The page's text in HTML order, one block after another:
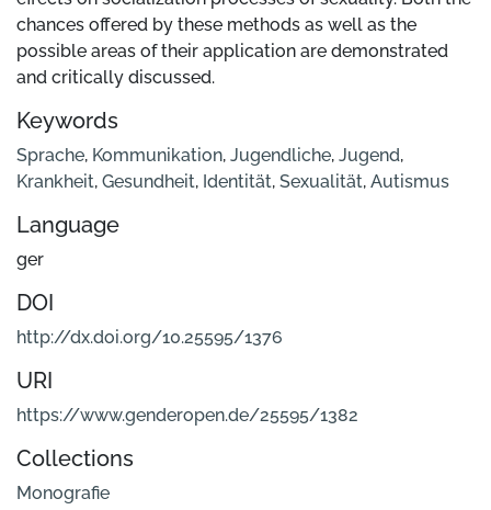
chances offered by these methods as well as the
possible areas of their application are demonstrated
and critically discussed.
Keywords
Sprache, Kommunikation, Jugendliche, Jugend,
Krankheit, Gesundheit, Identität, Sexualität, Autismus
Language
ger
DOI
http://dx.doi.org/10.25595/1376
URI
https://www.genderopen.de/25595/1382
Collections
Monografie